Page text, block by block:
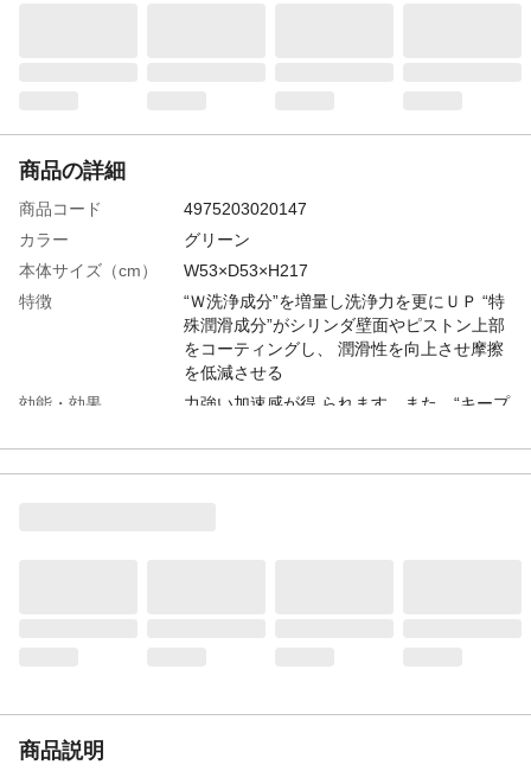
商品の詳細
商品コード
4975203020147
カラー
グリーン
本体サイズ（cm）
W53×D53×H217
特徴
“Ｗ洗浄成分”を増量し洗浄力を更にＵＰ “特
殊潤滑成分”がシリンダ壁面やピストン上部
をコーティングし、 潤滑性を向上させ摩擦
を低減させる
効能・効果
力強い加速感が得 られます。また、“キープ
ます。
商品説明